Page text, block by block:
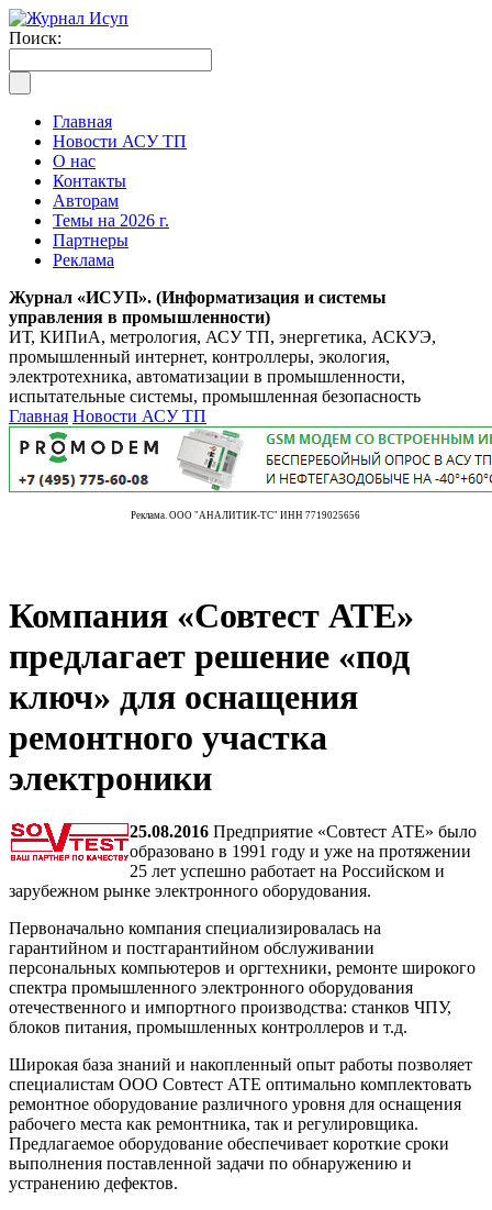
Поиск:
Главная
Новости АСУ ТП
О нас
Контакты
Авторам
Темы на 2026 г.
Партнеры
Реклама
Журнал «ИСУП». (Информатизация и системы
управления в промышленности)
ИТ, КИПиА, метрология, АСУ ТП, энергетика, АСКУЭ,
промышленный интернет, контроллеры, экология,
электротехника, автоматизации в промышленности,
испытательные системы, промышленная безопасность
Главная Новости АСУ ТП
Реклама. ООО "АНАЛИТИК-ТС" ИНН 7719025656
Компания «Совтест АТЕ»
предлагает решение «под
ключ» для оснащения
ремонтного участка
электроники
25.08.2016 Предприятие «Совтест АТЕ» было
образовано в 1991 году и уже на протяжении
25 лет успешно работает на Российском и
зарубежном рынке электронного оборудования.
Первоначально компания специализировалась на
гарантийном и постгарантийном обслуживании
персональных компьютеров и оргтехники, ремонте широкого
спектра промышленного электронного оборудования
отечественного и импортного производства: станков ЧПУ,
блоков питания, промышленных контроллеров и т.д.
Широкая база знаний и накопленный опыт работы позволяет
специалистам ООО Совтест АТЕ оптимально комплектовать
ремонтное оборудование различного уровня для оснащения
рабочего места как ремонтника, так и регулировщика.
Предлагаемое оборудование обеспечивает короткие сроки
выполнения поставленной задачи по обнаружению и
устранению дефектов.